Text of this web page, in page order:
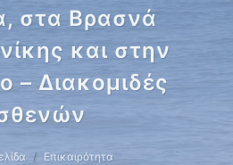
στα Βρασνά
και στην
– Διακομιδές
Επικαιρότητα